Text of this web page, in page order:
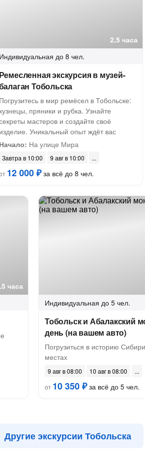
2.5 часа
Индивидуальная до 8 чел.
Ремесленная экскурсия в музей-
Тобольска
Погрузитесь в мир ремёсел в Тобольске:
кузнецы, пряники и рубка. Узнайте
мастеров и создайте своё
изделие. Уникальный опыт ждёт вас
Начало: На улице Мира
Завтра в 10:00
9 авг в 10:00
12 000 ₽за всё до 8 чел.
часа
Индивидуальная до 5 чел.
Тобольск и Абалакский
день (на вашем авто)
Погрузиться в историю
местах
9 авг в 08:00
10 авг в 08:00
от 10 350 ₽за всё до 5 чел.
Другие экскурсии Тобольска